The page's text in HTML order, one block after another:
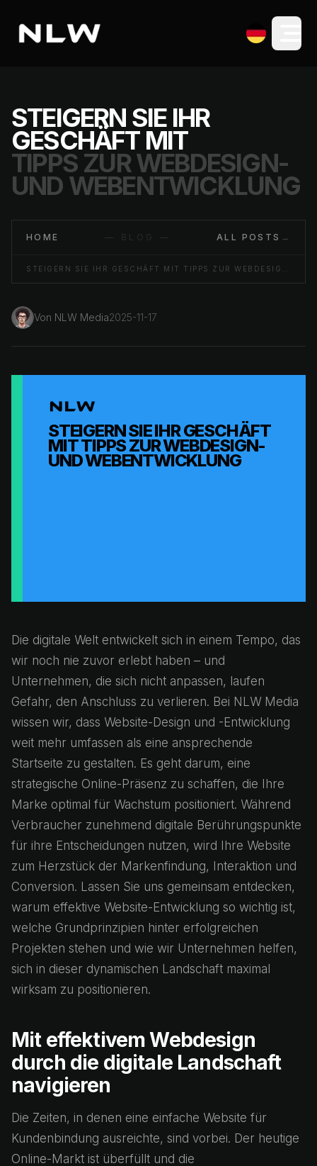
STEIGERN SIE IHR
GESCHÄFT MIT
TIPPS ZUR WEBDESIGN-
UND WEBENTWICKLUNG
HOME — BLOG — ALL POSTS →
Von NLW Media2025-11-17
STEIGERN SIE IHR GESCHÄFT
MIT TIPPS ZUR WEBDESIGN-
UND WEBENTWICKLUNG
Die digitale Welt entwickelt sich in einem Tempo, das
wir noch nie zuvor erlebt haben – und
Unternehmen, die sich nicht anpassen, laufen
Gefahr, den Anschluss zu verlieren. Bei NLW Media
wissen wir, dass Website-Design und -Entwicklung
weit mehr umfassen als eine ansprechende
Startseite zu gestalten. Es geht darum, eine
strategische Online-Präsenz zu schaffen, die Ihre
Marke optimal für Wachstum positioniert. Während
Verbraucher zunehmend digitale Berührungspunkte
für ihre Entscheidungen nutzen, wird Ihre Website
zum Herzstück der Markenfindung, Interaktion und
Conversion. Lassen Sie uns gemeinsam entdecken,
warum effektive Website-Entwicklung so wichtig ist,
welche Grundprinzipien hinter erfolgreichen
Projekten stehen und wie wir Unternehmen helfen,
sich in dieser dynamischen Landschaft maximal
wirksam zu positionieren.
Mit effektivem Webdesign
durch die digitale Landschaft
navigieren
Die Zeiten, in denen eine einfache Website für
Kundenbindung ausreichte, sind vorbei. Der heutige
Online-Markt ist überfüllt und die